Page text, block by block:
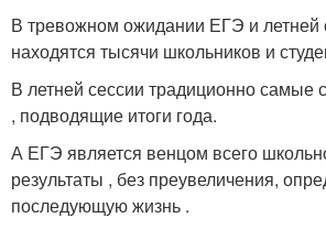
В тревожном ожидании ЕГЭ и летней
находятся тысячи школьников и
В летней сессии традиционно самые
, подводящие итоги года.
А ЕГЭ является венцом всего
результаты , без преувеличения,
последующую жизнь .